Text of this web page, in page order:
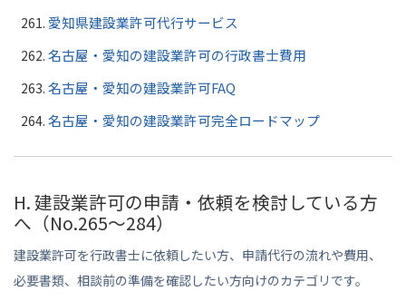
愛知県建設業許可代行サービス
名古屋・愛知の建設業許可の行政書士費用
名古屋・愛知の建設業許可FAQ
名古屋・愛知の建設業許可完全ロードマップ
H. 建設業許可の申請・依頼を検討している方
へ（No.265〜284）
建設業許可を行政書士に依頼したい方、申請代行の流れや費用、
必要書類、相談前の準備を確認したい方向けのカテゴリです。